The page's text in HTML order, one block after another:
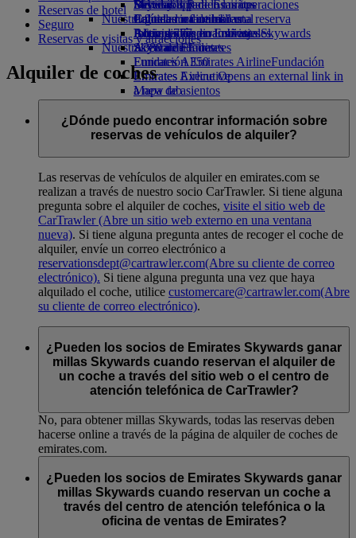
Bebidas
Nuestra flota
Boeing 777
A380 de Emirates
Emirates A350
Emirates Executive
Mapa de asientos
Diversión para los niños
Juguetes infantiles
Actividades para niños
Sostenibilidad en las operaciones
Política medioambiental
Informes medioambientales
Nuestras comunidades
Fundación Emirates AirlineFundación
Emirates Airline Opens an external link in
a new tab
Patrocinios
Skywards Rail
Calculadora de millas
Inicie sesión en Emirates Skywards
Skywards+
Móvil y app de Emirates
Cancelar o cambiar una reserva
Alteraciones en los viajes
Acerca de Emirates
Reservas de hotel
Seguro
Reservas de visitas y atracciones
Alquiler de coches
¿Dónde puedo encontrar información sobre
reservas de vehículos de alquiler?
Las reservas de vehículos de alquiler en emirates.com se
realizan a través de nuestro socio CarTrawler. Si tiene alguna
pregunta sobre el alquiler de coches, visite el sitio web de
CarTrawler(Abre un sitio web externo en una ventana
nueva). Si tiene alguna pregunta antes de recoger el coche de
alquiler, envíe un correo electrónico a
reservationsdept@cartrawler.com(Abre su cliente de correo
electrónico). Si tiene alguna pregunta una vez que haya
alquilado el coche, utilice customercare@cartrawler.com(Abre
su cliente de correo electrónico).
¿Pueden los socios de Emirates Skywards ganar
millas Skywards cuando reservan el alquiler de
un coche a través del sitio web o el centro de
atención telefónica de CarTrawler?
No, para obtener millas Skywards, todas las reservas deben
hacerse online a través de la página de alquiler de coches de
emirates.com.
¿Pueden los socios de Emirates Skywards ganar
millas Skywards cuando reservan un coche a
través del centro de atención telefónica o la
oficina de ventas de Emirates?